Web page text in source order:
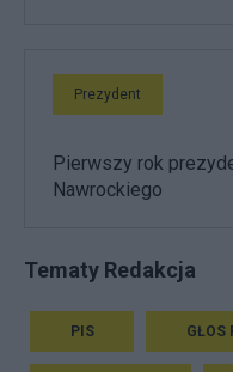
Prezydent
Pierwszy rok
Nawrockiego
Tematy Redakcja
PIS GŁOS